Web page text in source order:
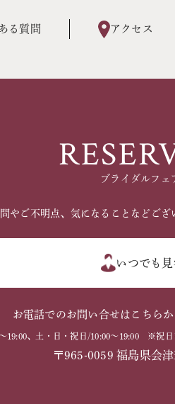
る質問 アクセス
ブライダルフェ
やご不明点、気になることなどご
いつでも
お電話でのお問い合せはこちらか
19:00、土・日・祝日/10:00～19:00 ※祝
〒965-0059 福島県会